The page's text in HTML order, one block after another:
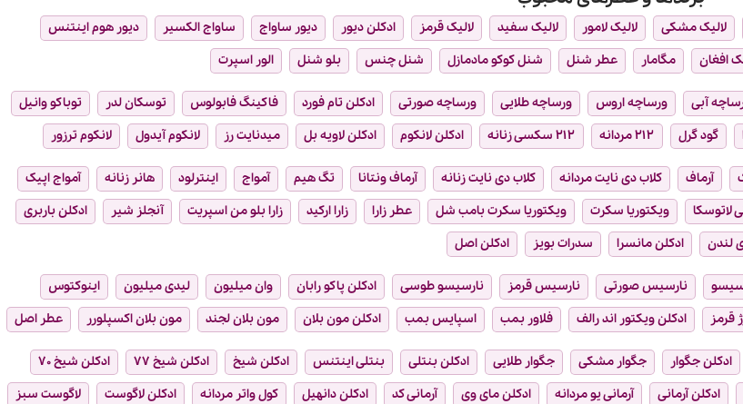
لالیک مشکی لالیک لامور لالیک سفید لالیک قرمز ادکلن دیور دیور ساواج ساواج الکسیر
دیور هوم اینتنس
افغان مگامار عطر شنل شنل کوکو مادمازل شنل چنس بلو شنل الور اسپرت
آبی ورساچه اروس ورساچه طلایی ورساچه صورتی ادکلن تام فورد فاکینگ فابولوس توسکان لدر
توباکو وانیل
گود گرل ۲۱۲ مردانه ۲۱۲ سکسی زنانه ادکلن لانکوم ادکلن لاویه بل میدنایت رز لانکوم آیدول لانکوم ترزور
آرماف کلاب دی نایت مردانه کلاب دی نایت زنانه آرماف ونتانا تگ هیم آمواج اینترلود هانر زنانه
آمواج اپیک
لاتوسکا ویکتوریا سکرت ویکتوریا سکرت بامب شل عطر زارا زارا ارکید زارا بلو من اسپریت آنجلز شیر
ادکلن باربری
لندن
ادکلن مانسرا سدرات بویز ادکلن اصل
نارسیس صورتی نارسیس قرمز نارسیسو طوسی ادکلن پاکو رابان وان میلیون لیدی میلیون
اینوکتوس
قرمز ادکلن ویکتور اند رالف فلاور بمب اسپایس بمب ادکلن مون بلان مون بلان لجند مون بلان اکسپلورر عطر اصل
ادکلن جگوار جگوار مشکی جگوار طلایی ادکلن بنتلی بنتلی اینتنس ادکلن شیخ ادکلن شیخ ۷۷
ادکلن شیخ ۷۰
ادکلن آرمانی آرمانی یو مردانه ادکلن مای وی آرمانی کد ادکلن دانهیل کول واتر مردانه ادکلن لاگوست
لاگوست سبز